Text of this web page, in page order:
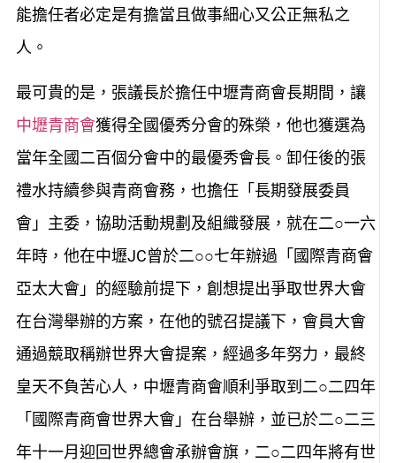
能擔任者必定是有擔當且做事細心又公正無私之
人。
最可貴的是，張議長於擔任中壢青商會長期間，讓
中壢青商會獲得全國優秀分會的殊榮，他也獲選為
當年全國二百個分會中的最優秀會長。卸任後的張
禮水持續參與青商會務，也擔任「長期發展委員
會」主委，協助活動規劃及組織發展，就在二○一六
年時，他在中壢JC曾於二○○七年辦過「國際青商會
亞太大會」的經驗前提下，創想提出爭取世界大會
在台灣舉辦的方案，在他的號召提議下，會員大會
通過競取稱辦世界大會提案，經過多年努力，最終
皇天不負苦心人，中壢青商會順利爭取到二○二四年
「國際青商會世界大會」在台舉辦，並已於二○二三
年十一月迎回世界總會承辦會旗，二○二四年將有世